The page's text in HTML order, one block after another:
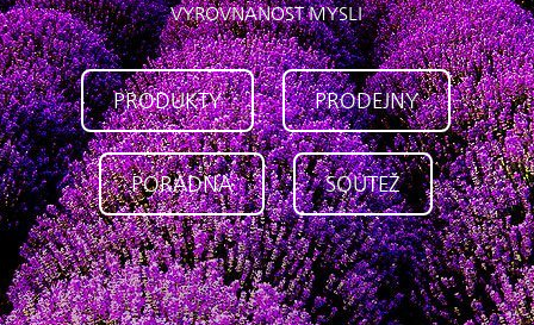
VYROVNANOST MYSLI
PRODUKTY PRODEJNY
PORADNA SOUTEŽ